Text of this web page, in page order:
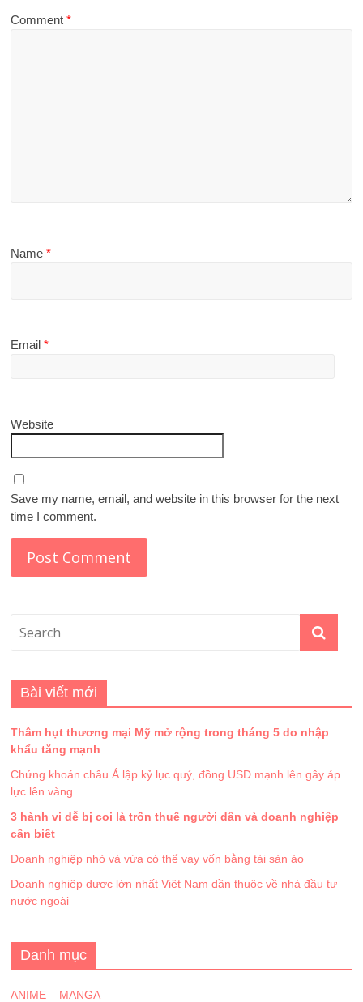
Comment*
Name*
Email*
Website
Save my name, email, and website in this browser for the next
time I comment.
Bài viết mới
Thâm hụt thương mại Mỹ mở rộng trong tháng 5 do nhập
khẩu tăng mạnh
Chứng khoán châu Á lập kỷ lục quý, đồng USD mạnh lên gây áp
lực lên vàng
3 hành vi dễ bị coi là trốn thuế người dân và doanh nghiệp
cần biết
Doanh nghiệp nhỏ và vừa có thể vay vốn bằng tài sản ảo
Doanh nghiệp dược lớn nhất Việt Nam dần thuộc về nhà đầu tư
nước ngoài
Danh mục
ANIME – MANGA